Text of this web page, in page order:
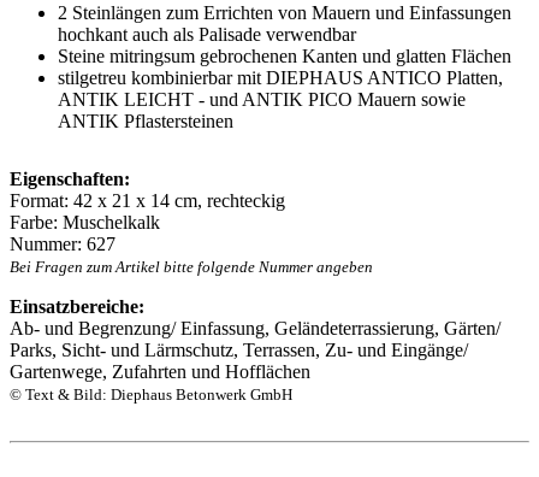
2 Steinlängen zum Errichten von Mauern und Einfassungen
hochkant auch als Palisade verwendbar
Steine mitringsum gebrochenen Kanten und glatten Flächen
stilgetreu kombinierbar mit DIEPHAUS ANTICO Platten,
ANTIK LEICHT - und ANTIK PICO Mauern sowie
ANTIK Pflastersteinen
Eigenschaften:
Format: 42 x 21 x 14 cm, rechteckig
Farbe: Muschelkalk
Nummer: 627
Bei Fragen zum Artikel bitte folgende Nummer angeben
Einsatzbereiche:
Ab- und Begrenzung/ Einfassung, Geländeterrassierung, Gärten/
Parks, Sicht- und Lärmschutz, Terrassen, Zu- und Eingänge/
Gartenwege, Zufahrten und Hofflächen
© Text & Bild: Diephaus Betonwerk GmbH